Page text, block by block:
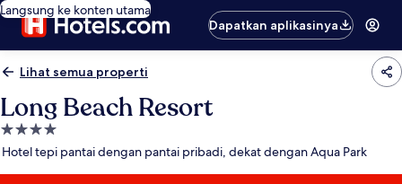
Langsung ke konten utama
Dapatkan aplikasinya
Lihat semua properti
Long Beach Resort
Properti
bintang
Hotel tepi pantai dengan pantai pribadi, dekat dengan Aqua Park